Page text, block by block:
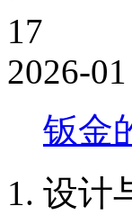
17
2026-01
钣金
1. 设计